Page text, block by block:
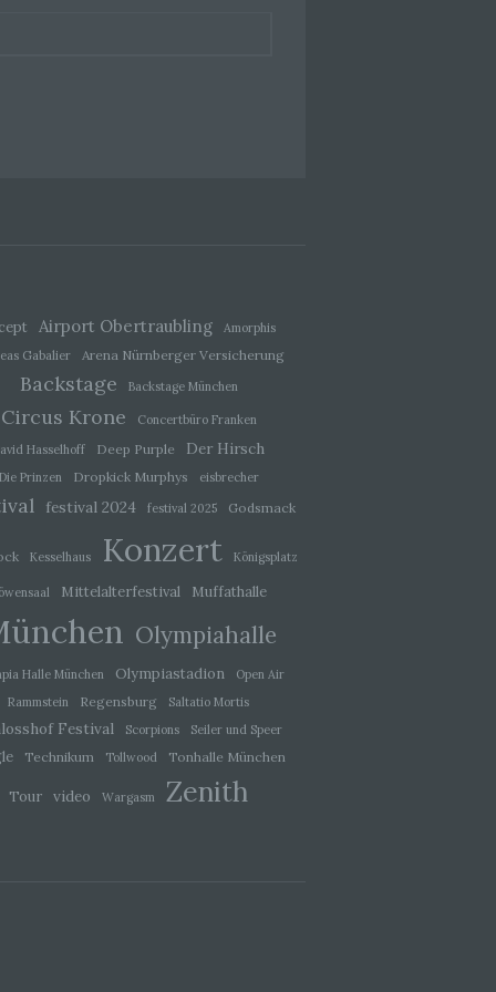
Airport Obertraubling
Amorphis
Gabalier
Arena Nürnberger Versicherung
Backstage Backstage München
Circus Krone
Concertbüro Franken
Hasselhoff
Deep Purple Der Hirsch
Die Prinzen Dropkick Murphys eisbrecher
festival 2024 festival 2025 Godsmack
Kesselhaus Konzert Königsplatz
Mittelalterfestival Muffathalle
Olympiahalle
Halle München Olympiastadion
Open Air
Rammstein
Regensburg Saltatio Mortis
Festival Scorpions Seiler und Speer
Technikum Tollwood Tonhalle München
Tour video Wargasm Zenith
einer